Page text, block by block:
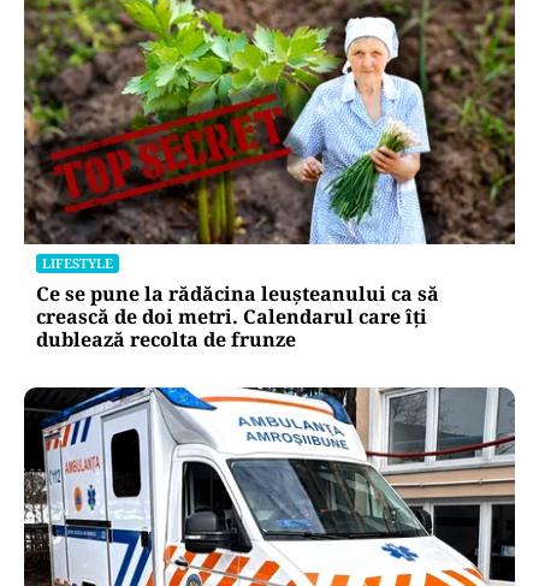
LIFESTYLE
Ce se pune la rădăcina leușteanului ca să
crească de doi metri. Calendarul care îți
dublează recolta de frunze